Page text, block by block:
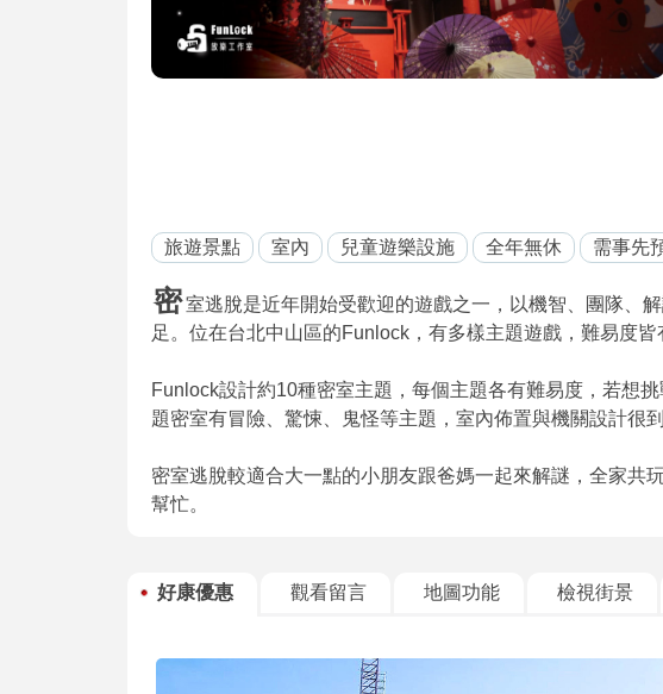
旅遊景點 室內 兒童遊樂設施 全年無休 需事先
密室逃脫是近年開始受歡迎的遊戲之一，以機智、團隊、
足。位在台北中山區的Funlock，有多樣主題遊戲，難易度皆
Funlock設計約10種密室主題，每個主題各有難易度，若想
題密室有冒險、驚悚、鬼怪等主題，室內佈置與機關設計很到
密室逃脫較適合大一點的小朋友跟爸媽一起來解謎，全家共
幫忙。
好康優惠 觀看留言 地圖功能 檢視街景